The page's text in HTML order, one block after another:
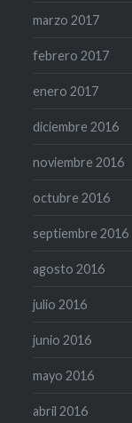
marzo 2017
febrero 2017
enero 2017
diciembre 2016
noviembre 2016
octubre 2016
septiembre 2016
agosto 2016
julio 2016
junio 2016
mayo 2016
abril 2016